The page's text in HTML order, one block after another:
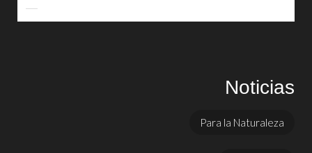
Noticias
Para la Naturaleza